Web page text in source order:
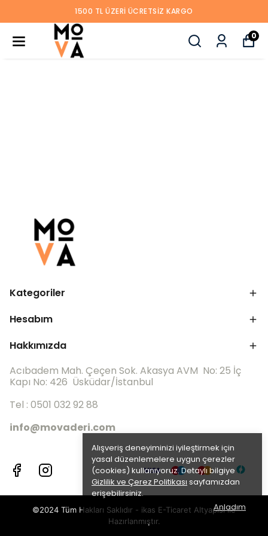
1500 TL ÜZERI ÜCRETSIZ KARGO
0
Alışveriş deneyiminizi iyileştirmek için
yasal düzenlemelere uygun çerezler
(cookies) kullanıyoruz. Detaylı bilgiye
Gizlilik ve Çerez Politikası sayfamızdan
erişebilirsiniz.
Anladım
Kategoriler
Hesabım
Hakkımızda
Acıbadem Mah. Çeçen Sok. Akasya AVM No: 25 İç
Kapı No: 426 Üsküdar/İstanbul
Tel : 0501 032 92 88
info@movaderi.com
©2024 Tüm Hakları Saklıdır - ikas E-Ticaret Altyapısı ile
Hazırlanmıştır.